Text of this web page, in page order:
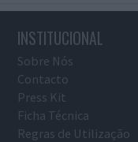
INSTITUCIONAL
Sobre Nós
Contacto
Press Kit
Ficha Técnica
Regras de Utilização